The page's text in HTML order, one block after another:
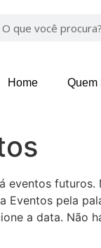
Home Quem
eventos
Eventos pela
a data. Não